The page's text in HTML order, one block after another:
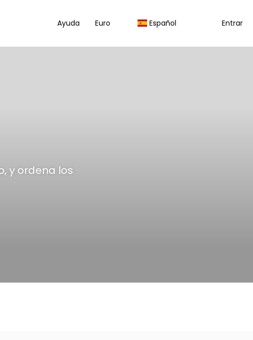
Ayuda Euro Español Entrar
y ordena los